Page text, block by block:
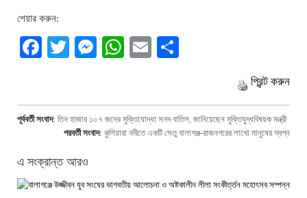
শেয়ার করুন:
Facebook
TwitterMessenger
WhatsApp
Email
প্রিন্ট করুন
পূর্ববর্তী সংবাদ: তিন হাজার ১০৭ জনের মুক্তিযোদ্ধা সনদ বাতিল, জানিয়েছেন মুক্তিযুদ্ধবিষয়ক মন্ত্রী
পরবর্তী সংবাদ: কুশিয়ারা নদীতে একটি সেতু বালাগঞ্জ-রাজনগরের লাখো মানুষের স্বপ্ন
এ সংক্রান্ত আরও